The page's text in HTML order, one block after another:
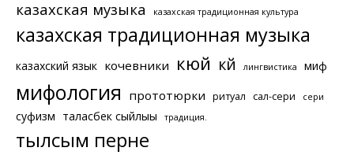
казахская музыка казахская традиционная культура
казахская традиционная музыка
казахский язык кочевники кюй күй лингвистика миф
мифология прототюрки ритуал сал-сери сери
суфизм таласбек сыйлығы традиция.
тылсым перне